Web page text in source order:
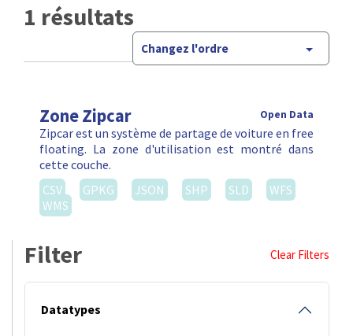
1 résultats
Changez l'ordre
Zone Zipcar Open Data
Zipcar est un système de partage de voiture en free
floating. La zone d'utilisation est montré dans
cette couche.
CSV
GPKG JSON SHP SLD
WFS
WMS
Filter Clear Filters
Datatypes